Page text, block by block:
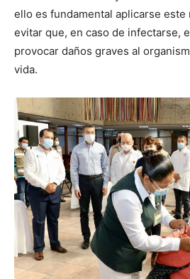
ello es fundamental aplicarse este
evitar que, en caso de infectarse,
provocar daños graves al
vida.